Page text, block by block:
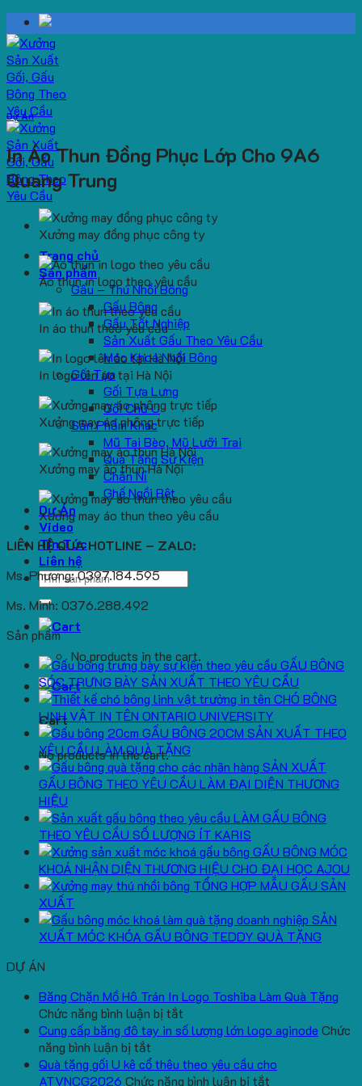
Skip
to
content
Trang chủ
Sản phẩm
Gấu – Thú Nhồi Bông
Gấu Bông
Gấu Tốt Nghiệp
Sản Xuất Gấu Theo Yêu Cầu
Móc Khoá Nhồi Bông
Gối Tựa
Gối Tựa Lưng
Gối Chữ U
Sản Phẩm Khác
Mũ Tai Bèo, Mũ Lưỡi Trai
Quà Tặng Sự Kiện
Chăn Nỉ
Ghế Ngồi Bệt
Dự Án
Video
Tin Tức
Liên hệ
Search
No products in the cart.
Cart
No products in the cart.
Dự Án
In Áo Thun Đồng Phục Lớp Cho 9A6
Quang Trung
Xưởng may đồng phục công ty
Áo thun in logo theo yêu cầu
In áo thun theo yêu cầu
In logo lên áo tại Hà Nội
Xưởng may áo phông trực tiếp
Xưởng may áo thun Hà Nội
Xưởng may áo thun theo yêu cầu
LIÊN HỆ QUA HOTLINE – ZALO:
Ms. Phương: 0397.184.595
Ms. Minh: 0376.288.492
Sản phẩm
GẤU BÔNG
SÓC TRƯNG BÀY SẢN XUẤT THEO YÊU CẦU
CHÓ BÔNG
LINH VẬT IN TÊN ONTARIO UNIVERSITY
GẤU BÔNG 20CM SẢN XUẤT THEO
YÊU CẦU LÀM QUÀ TẶNG
SẢN XUẤT
GẤU BÔNG THEO YÊU CẦU LÀM ĐẠI DIỆN THƯƠNG
HIỆU
LÀM GẤU BÔNG
THEO YÊU CẦU SỐ LƯỢNG ÍT KARIS
GẤU BÔNG MÓC
KHOÁ NHẬN DIỆN THƯƠNG HIỆU CHO ĐẠI HỌC AJOU
TỔNG HỢP MẪU GẤU SẢN
XUẤT
SẢN
XUẤT MÓC KHÓA GẤU BÔNG TEDDY QUÀ TẶNG
DỰ ÁN
Băng Chặn Mồ Hô Trán In Logo Toshiba Làm Quà Tặng
Chức năng bình luận bị tắt
Băng
Mồ
Hô
Cung cấp băng đô tay in số lượng lớn logo aginode Chức
năng bình luận bị tắt
Cung
cấp
Quà tặng gối U kê cổ thêu theo yêu cầu cho
ATVNCG2026 Chức năng bình luận bị tắt